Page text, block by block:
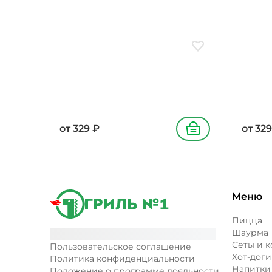
Добавить в
от 329 ₽ В корзину от 329
Пользовательское соглашение
Политика конфиденциальности
Меню
Пицца
Шаурма
Сеты и
Хот-доги
Напитки